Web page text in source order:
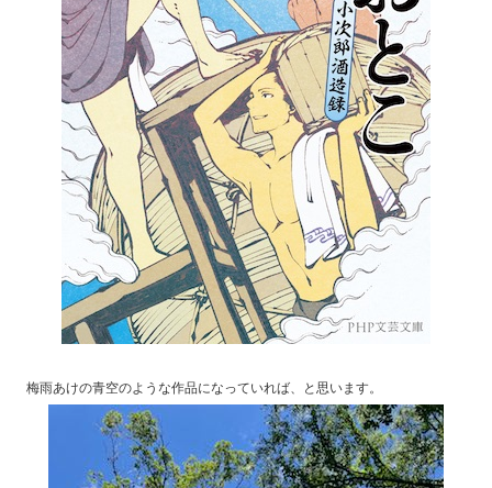
梅雨あけの青空のような作品になっていれば、と思います。